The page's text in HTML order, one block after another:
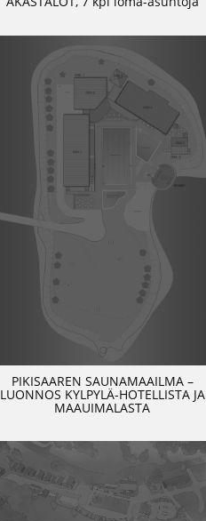
PIKISAAREN SAUNAMAAILMA –
LUONNOS KYLPYLÄ-HOTELLISTA JA
MAAUIMALASTA